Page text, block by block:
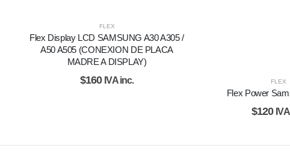
FLEX
Flex Display LCD SAMSUNG A30 A305 /
A50 A505 (CONEXION DE PLACA
MADRE A DISPLAY)
$160 IVA inc. FLEX
Flex Power
$120